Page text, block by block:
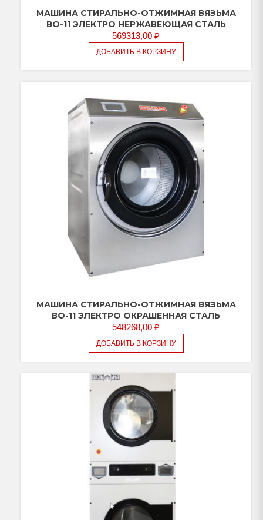
МАШИНА СТИРАЛЬНО-ОТЖИМНАЯ ВЯЗЬМА
ВО-11 ЭЛЕКТРО НЕРЖАВЕЮЩАЯ СТАЛЬ
569313,00 ₽
ДОБАВИТЬ В КОРЗИНУ
МАШИНА СТИРАЛЬНО-ОТЖИМНАЯ ВЯЗЬМА
ВО-11 ЭЛЕКТРО ОКРАШЕННАЯ СТАЛЬ
548268,00 ₽
ДОБАВИТЬ В КОРЗИНУ